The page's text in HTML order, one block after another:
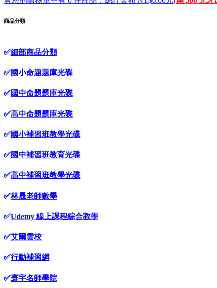
商品分類
✅細部商品分類
✅國小命題題庫光碟
✅國中命題題庫光碟
✅高中命題題庫光碟
✅國小補習班教學光碟
✅國中補習班教育光碟
✅高中補習班教學光碟
✅林晟老師數學
✅Udemy 線上課程綜合教學
✅艾爾雲校
✅行動補習網
✅寰宇名師學院